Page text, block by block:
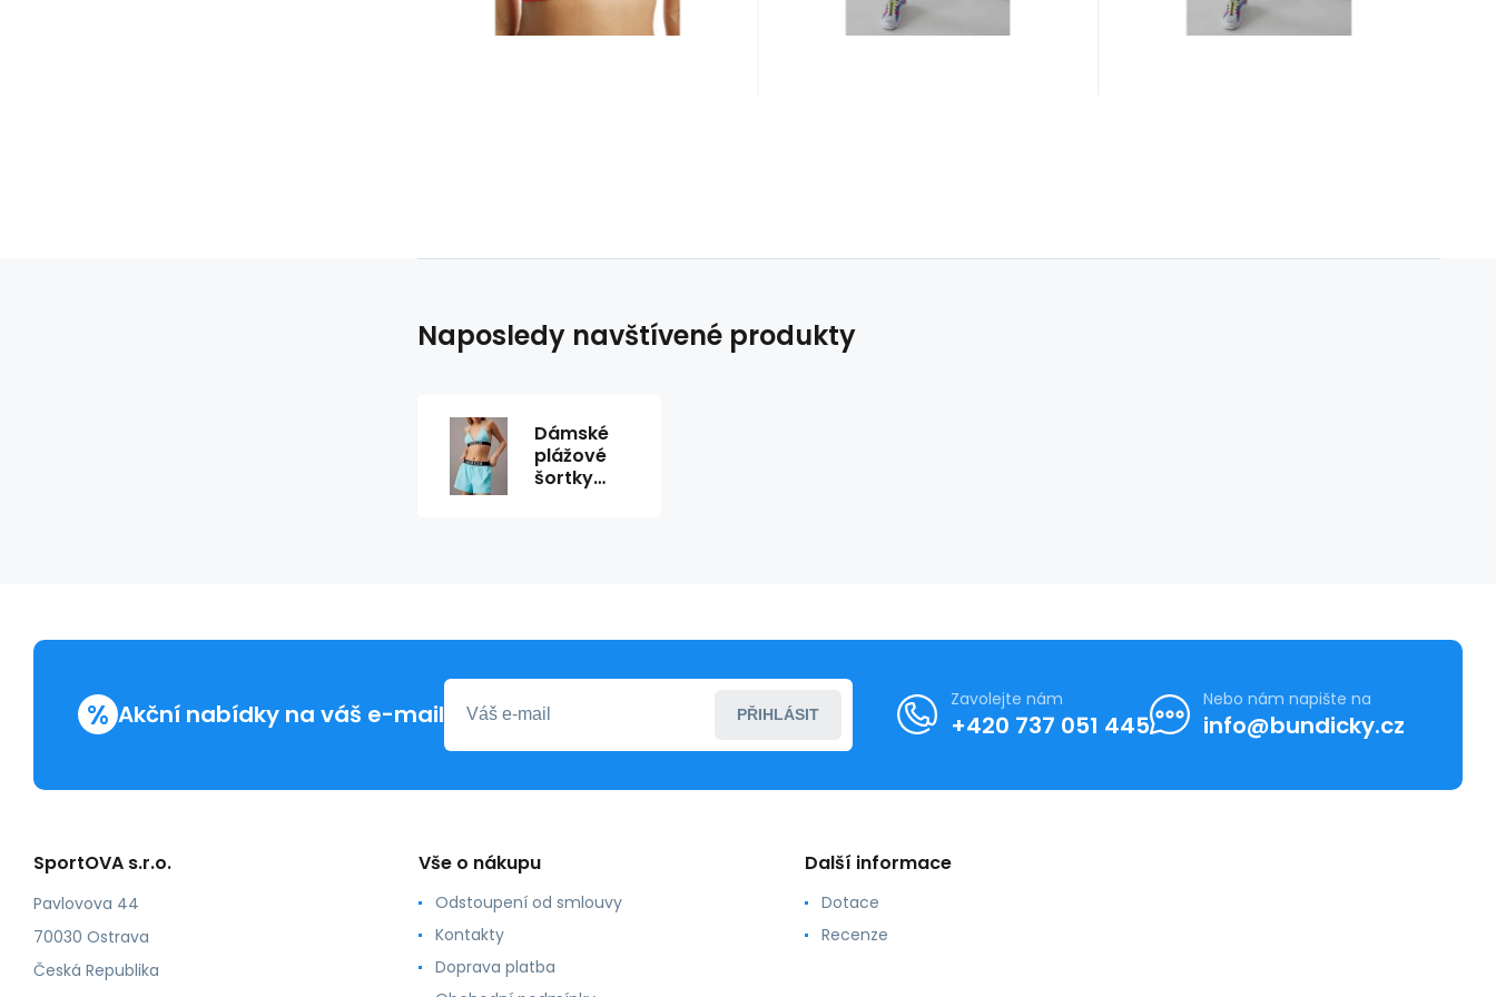
Naposledy navštívené produkty
Dámské
plážové
šortky
% Akční nabídky na váš e-mail PŘIHLÁSIT
Zavolejte nám
+420 737 051 445
Nebo nám napište na
info@bundicky.cz
SportOVA s.r.o.
Pavlovova 44
70030 Ostrava
Česká Republika
Vše o nákupu
Odstoupení od smlouvy
Kontakty
Doprava platba
Další informace
Dotace
Recenze